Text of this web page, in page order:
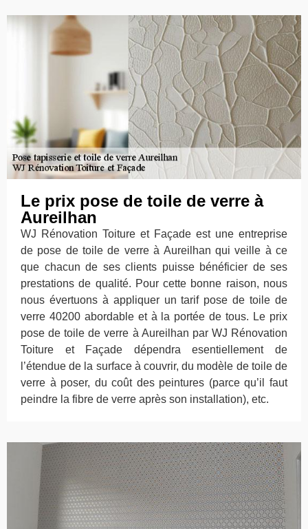
Le prix pose de toile de verre à
Aureilhan
WJ Rénovation Toiture et Façade est une entreprise
de pose de toile de verre à Aureilhan qui veille à ce
que chacun de ses clients puisse bénéficier de ses
prestations de qualité. Pour cette bonne raison, nous
nous évertuons à appliquer un tarif pose de toile de
verre 40200 abordable et à la portée de tous. Le prix
pose de toile de verre à Aureilhan par WJ Rénovation
Toiture et Façade dépendra esentiellement de
l’étendue de la surface à couvrir, du modèle de toile de
verre à poser, du coût des peintures (parce qu’il faut
peindre la fibre de verre après son installation), etc.